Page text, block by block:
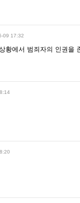
09 17:32
황에서 범죄자의 인권을